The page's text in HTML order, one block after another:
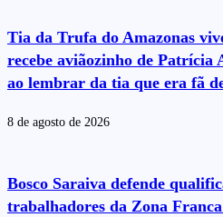
Tia da Trufa do Amazonas
recebe aviãozinho de Patrícia
ao lembrar da tia que era fã
8 de agosto de 2026
Bosco Saraiva defende
trabalhadores da Zona